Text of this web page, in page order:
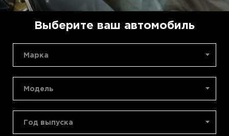
Выберите ваш автомобиль
Марка
Модель
Год выпуска